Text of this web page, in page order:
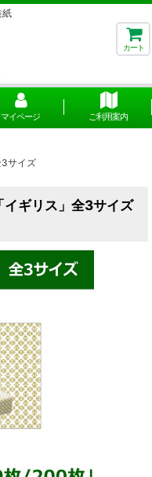
紙
カート
マイページ ご利用案内
3サイズ
ギリス」全3サイズ